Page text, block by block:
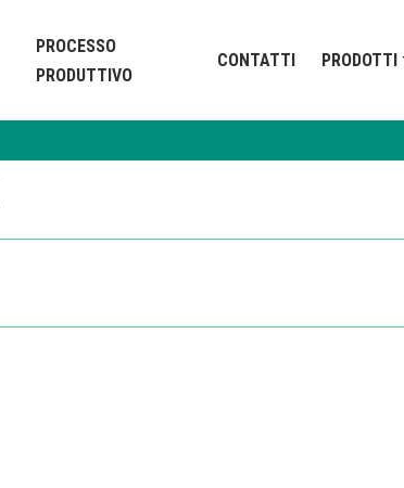
PROCESSO
PRODUTTIVO
CONTATTI PRODOTTI